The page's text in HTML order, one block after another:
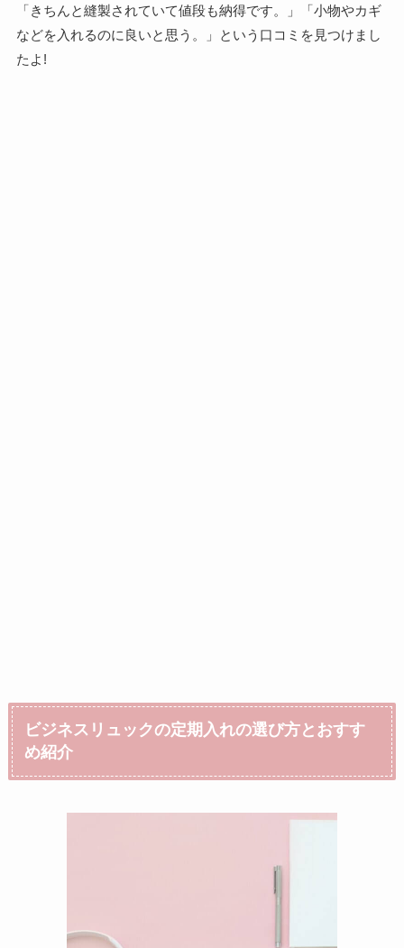
「きちんと縫製されていて値段も納得です。」「小物やカギ
などを入れるのに良いと思う。」という口コミを見つけまし
たよ!
ビジネスリュックの定期入れの選び方とおすす
め紹介